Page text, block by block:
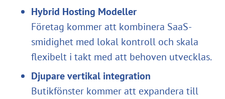
Hybrid Hosting Modeller
Företag kommer att kombinera SaaS-
smidighet med lokal kontroll och skala
flexibelt i takt med att behoven utvecklas.
Djupare vertikal integration
Butikfönster kommer att expandera till